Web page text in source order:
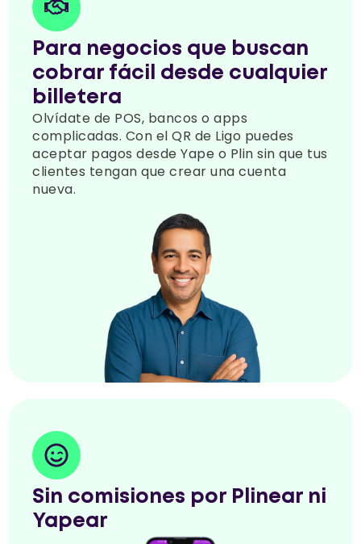
Para negocios que buscan
cobrar fácil desde cualquier
billetera
Olvídate de POS, bancos o apps
complicadas. Con el QR de Ligo puedes
aceptar pagos desde Yape o Plin sin que tus
clientes tengan que crear una cuenta
nueva.
Sin comisiones por Plinear ni
Yapear